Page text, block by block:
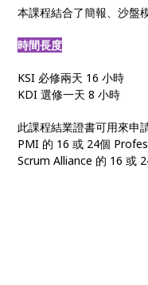
本課程結合了簡報、沙盤
時間長度
KSI 必修兩天 16 小時
KDI 選修一天 8 小時
此課程結業證書可用來申
PMI 的 16 或 24個
Scrum Alliance 的 16 或